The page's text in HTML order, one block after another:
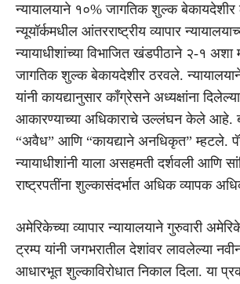
न्यायालयाने १०% जागतिक शुल्क
न्यूयॉर्कमधील आंतरराष्ट्रीय व्यापार
न्यायाधीशांच्या विभाजित खंडपीठाने २-१ अशा
जागतिक शुल्क बेकायदेशीर ठरवले.
यांनी कायद्यानुसार काँग्रेसने अध्यक्षांना
आकारण्याच्या अधिकाराचे उल्लंघन केले आहे.
“अवैध” आणि “कायद्याने अनधिकृत” म्हटले.
न्यायाधीशांनी याला असहमती दर्शवली आणि
राष्ट्रपतींना शुल्कासंदर्भात अधिक व्यापक
अमेरिकेच्या व्यापार न्यायालयाने गुरुवारी
ट्रम्प यांनी जगभरातील देशांवर लावलेल्या
आधारभूत शुल्काविरोधात निकाल दिला. या